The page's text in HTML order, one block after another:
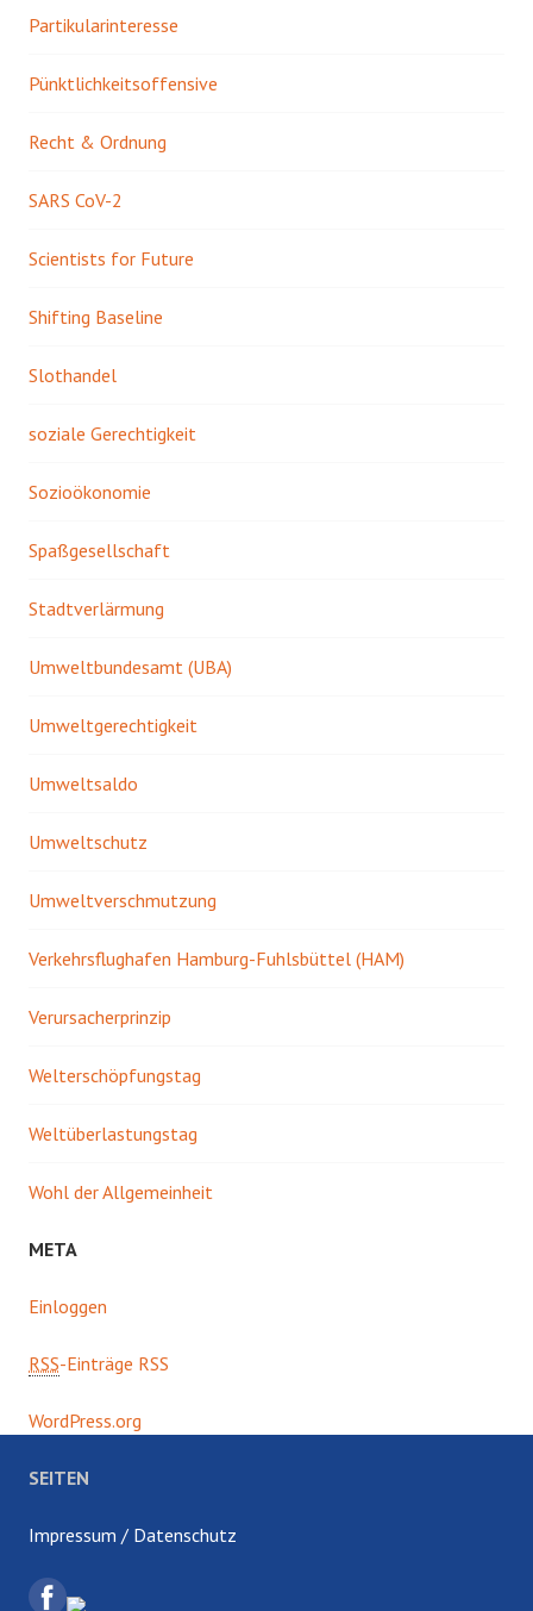
Partikularinteresse
Pünktlichkeitsoffensive
Recht & Ordnung
SARS CoV-2
Scientists for Future
Shifting Baseline
Slothandel
soziale Gerechtigkeit
Sozioökonomie
Spaßgesellschaft
Stadtverlärmung
Umweltbundesamt (UBA)
Umweltgerechtigkeit
Umweltsaldo
Umweltschutz
Umweltverschmutzung
Verkehrsflughafen Hamburg-Fuhlsbüttel (HAM)
Verursacherprinzip
Welterschöpfungstag
Weltüberlastungstag
Wohl der Allgemeinheit
META
Einloggen
RSS-Einträge RSS
WordPress.org
SEITEN
Impressum / Datenschutz